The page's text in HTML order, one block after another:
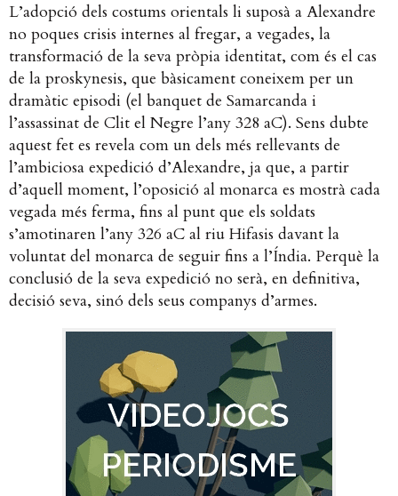
L’adopció dels costums orientals li suposà a Alexandre
no poques crisis internes al fregar, a vegades, la
transformació de la seva pròpia identitat, com és el cas
de la proskynesis, que bàsicament coneixem per un
dramàtic episodi (el banquet de Samarcanda i
l’assassinat de Clit el Negre l’any 328 aC). Sens dubte
aquest fet es revela com un dels més rellevants de
l’ambiciosa expedició d’Alexandre, ja que, a partir
d’aquell moment, l’oposició al monarca es mostrà cada
vegada més ferma, fins al punt que els soldats
s’amotinaren l’any 326 aC al riu Hifasis davant la
voluntat del monarca de seguir fins a l’Índia. Perquè la
conclusió de la seva expedició no serà, en definitiva,
decisió seva, sinó dels seus companys d’armes.